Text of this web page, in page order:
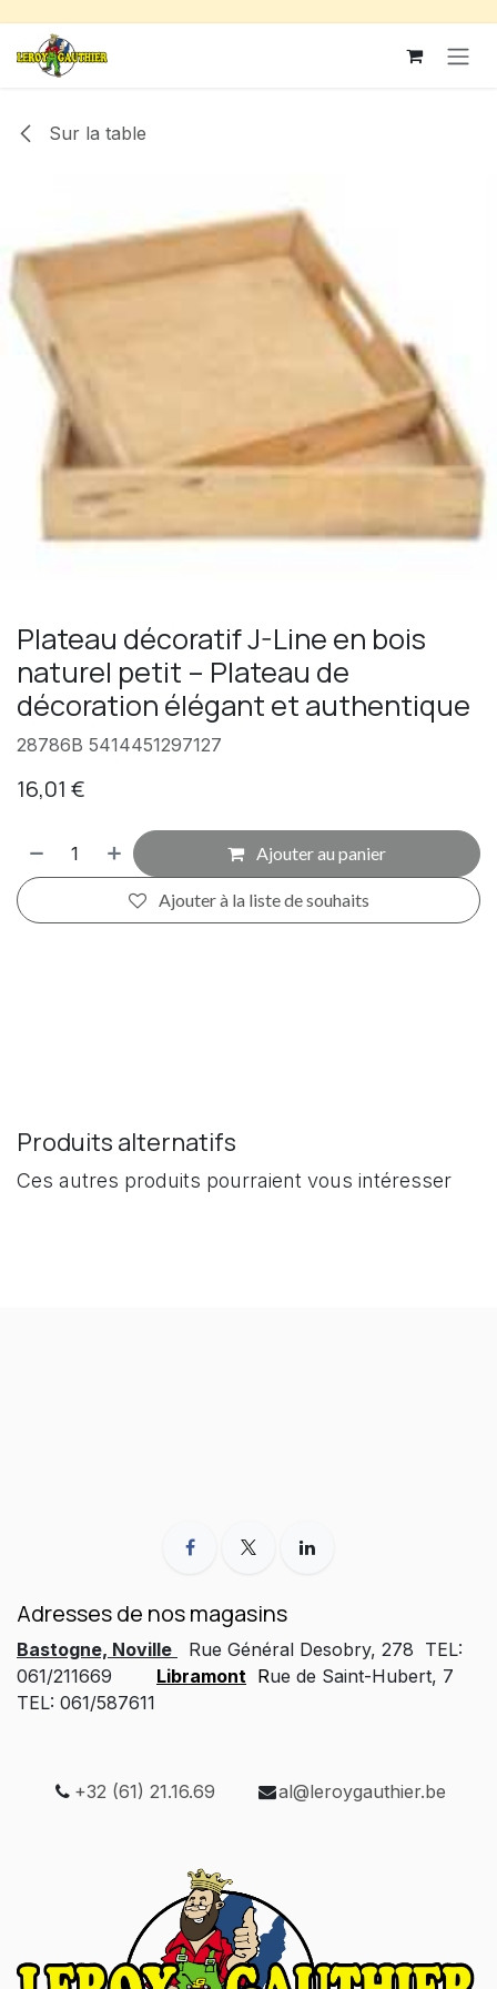
Se rendre au contenu
Sur la table
Plateau décoratif J-Line en bois
naturel petit – Plateau de
décoration élégant et authentique
28786B 5414451297127
16,01 €
Ajouter au panier
Ajouter à la liste de souhaits
Produits alternatifs
Ces autres produits pourraient vous intéresser
Adresses de nos magasins
Bastogne, Noville
Rue Général Desobry, 278 TEL:
061/211669
Libramont Rue de Saint-Hubert, 7
TEL: 061/587611
+32 (61) 21.16.69 al@leroygauthier.be